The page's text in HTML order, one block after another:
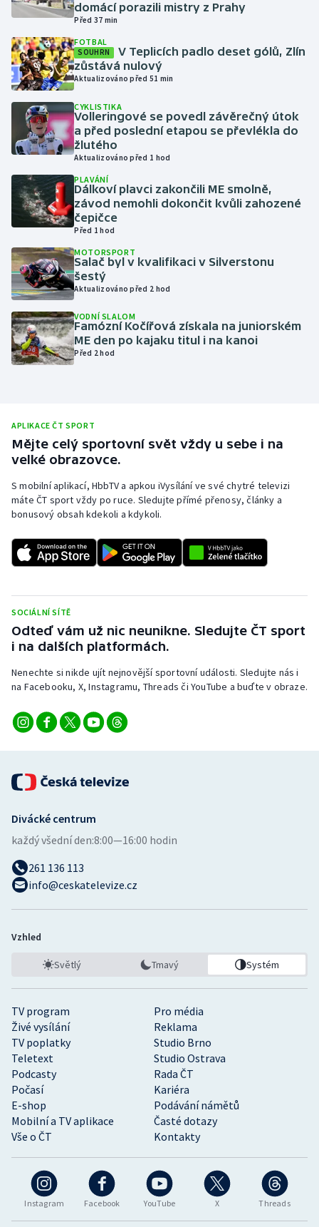
Házená
Jezdectví
Judo
Krasobruslení
Lezení
Lyže a snowboard
Moderní pětiboj
Motorsport
Olympijské hry
Parasport
Plavání
Ragby
Rychlobruslení
Rychlostní kanoistika
Sportovní střelba
Stolní tenis
Triatlon
Veslování
Volejbal
domácí porazili mistry z Prahy
Před 37 min
FOTBAL
SOUHRN
V Teplicích padlo deset gólů, Zlín
zůstává nulový
Aktualizováno před 51 min
CYKLISTIKA
Volleringové se povedl závěrečný útok
a před poslední etapou se převlékla do
žlutého
Aktualizováno před 1 hod
PLAVÁNÍ
Dálkoví plavci zakončili ME smolně,
závod nemohli dokončit kvůli zahozené
čepičce
Před 1 hod
MOTORSPORT
Salač byl v kvalifikaci v Silverstonu
šestý
Aktualizováno před 2 hod
VODNÍ SLALOM
Famózní Kočířová získala na juniorském
ME den po kajaku titul i na kanoi
Před 2 hod
APLIKACE ČT SPORT
Mějte celý sportovní svět vždy u sebe i na
velké obrazovce.
S mobilní aplikací, HbbTV a apkou iVysílání ve své chytré televizi
máte ČT sport vždy po ruce. Sledujte přímé přenosy, články a
bonusový obsah kdekoli a kdykoli.
SOCIÁLNÍ SÍTĚ
Odteď vám už nic neunikne. Sledujte ČT sport
i na dalších platformách.
Nenechte si nikde ujít nejnovější sportovní události. Sledujte nás i
na Facebooku, X, Instagramu, Threads či YouTube a buďte v obraze.
Instagram Facebook YouTube X Threads
TV program
Pro média
Živé vysílání
Reklama
TV poplatky
Studio Brno
Teletext
Studio Ostrava
Podcasty
Rada ČT
Počasí
Kariéra
E-shop
Podávání námětů
Mobilní a TV aplikace
Časté dotazy
Vše o ČT
Kontakty
Divácké centrum
každý všední den:8:00—16:00 hodin
261 136 113
info@ceskatelevize.cz
Vzhled
Světlý Tmavý Systém